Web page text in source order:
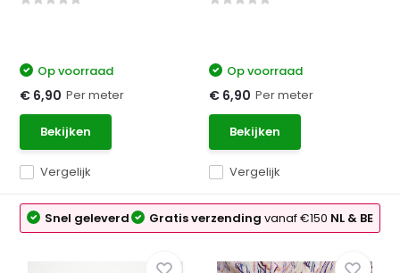
Vergelijk
Op voorraad
€ 6,90 Per meter
Bekijken
Vergelijk
Op voorraad
€ 6,90 Per meter
Bekijken
Snel geleverd Gratis verzendingvanaf €150 NL & BE